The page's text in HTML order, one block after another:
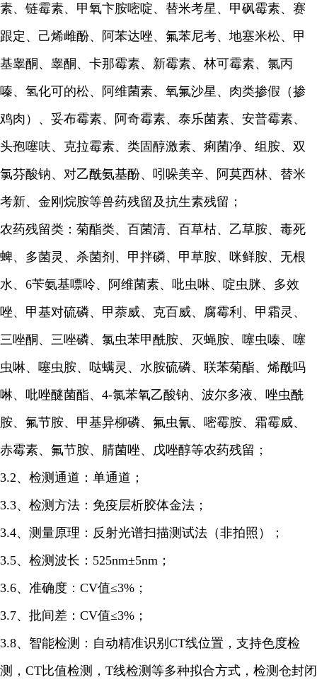
素、链霉素、甲氧卞胺嘧啶、替米考星、甲砜霉素、赛
跟定、己烯雌酚、阿苯达唑、氟苯尼考、地塞米松、甲
基睾酮、睾酮、卡那霉素、新霉素、林可霉素、氯丙
嗪、氢化可的松、阿维菌素、氧氟沙星、肉类掺假（掺
鸡肉）、妥布霉素、阿奇霉素、泰乐菌素、安普霉素、
头孢噻呋、克拉霉素、类固醇激素、痢菌净、组胺、双
氯芬酸钠、对乙酰氨基酚、吲哚美辛、阿莫西林、替米
考新、金刚烷胺等兽药残留及抗生素残留；
农药残留类：菊酯类、百菌清、百草枯、乙草胺、毒死
蜱、多菌灵、杀菌剂、甲拌磷、甲草胺、咪鲜胺、无根
水、6苄氨基嘌呤、阿维菌素、吡虫啉、啶虫脒、多效
唑、甲基对硫磷、甲萘威、克百威、腐霉利、甲霜灵、
三唑酮、三唑磷、氯虫苯甲酰胺、灭蝇胺、噻虫嗪、噻
虫啉、噻虫胺、哒螨灵、水胺硫磷、联苯菊酯、烯酰吗
啉、吡唑醚菌酯、4-氯苯氧乙酸钠、波尔多液、唑虫酰
胺、氟节胺、甲基异柳磷、氟虫氰、嘧霉胺、霜霉威、
赤霉素、氟节胺、腈菌唑、戊唑醇等农药残留；
3.2、检测通道：单通道；
3.3、检测方法：免疫层析胶体金法；
3.4、测量原理：反射光谱扫描测试法（非拍照）；
3.5、检测波长：525nm±5nm；
3.6、准确度：CV值≤3%；
3.7、批间差：CV值≤3%；
3.8、智能检测：自动精准识别CT线位置，支持色度检
测，CT比值检测，T线检测等多种拟合方式，检测仓封闭